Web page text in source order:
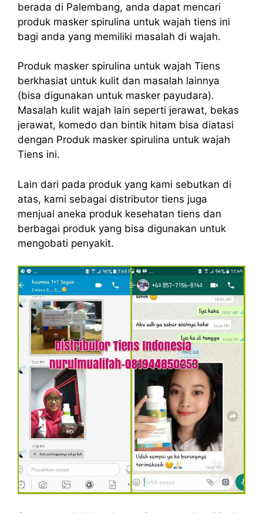
berada di Palembang, anda dapat mencari
produk masker spirulina untuk wajah tiens ini
bagi anda yang memiliki masalah di wajah.
Produk masker spirulina untuk wajah Tiens
berkhasiat untuk kulit dan masalah lainnya
(bisa digunakan untuk masker payudara).
Masalah kulit wajah lain seperti jerawat, bekas
jerawat, komedo dan bintik hitam bisa diatasi
dengan Produk masker spirulina untuk wajah
Tiens ini.
Lain dari pada produk yang kami sebutkan di
atas, kami sebagai distributor tiens juga
menjual aneka produk kesehatan tiens dan
berbagai produk yang bisa digunakan untuk
mengobati penyakit.